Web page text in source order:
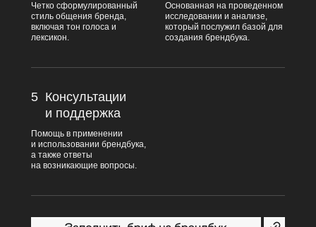
Четко сформулированный
стиль общения бренда,
включая тон голоса и
лексикон.
Основанная на проведенном
исследовании и анализе,
который послужил базой для
создания брендбука.
5 Консультации
и поддержка
Помощь в применении
и использовании брендбука,
а также ответы
на возникающие вопросы.